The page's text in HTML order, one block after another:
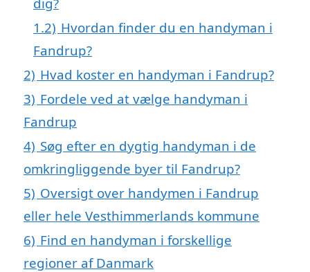
1.2) Hvordan finder du en handyman i
Fandrup?
2) Hvad koster en handyman i Fandrup?
3) Fordele ved at vælge handyman i
Fandrup
4) Søg efter en dygtig handyman i de
omkringliggende byer til Fandrup?
5) Oversigt over handymen i Fandrup
eller hele Vesthimmerlands kommune
6) Find en handyman i forskellige
regioner af Danmark